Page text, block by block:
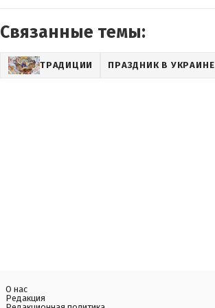
Связанные темы:
ТРАДИЦИИ ПРАЗДНИК В УКРАИНЕ
О нас
Редакция